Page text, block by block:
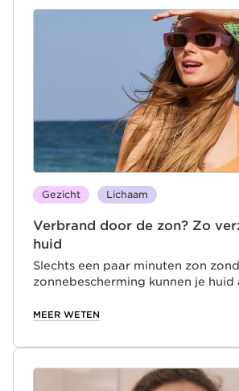
én het welzijn van je huid. Mooie
het correct gebruiken van
die zowel ‘s ochtends als ‘s
Gezicht Lichaam
Verbrand door de zon? Zo
huid
Slechts een paar minuten zon
zonnebescherming kunnen je huid
zonverbranding en hoe kun je
over zonverbranding, plus
MEER WETEN